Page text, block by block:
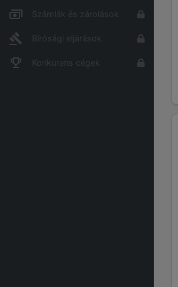
Számlák és zárolások
Bírósági eljárások
Konkurens cégek